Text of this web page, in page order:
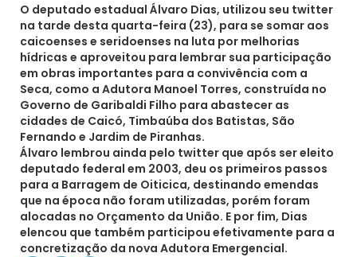
O deputado estadual Álvaro Dias, utilizou seu twitter
na tarde desta quarta-feira (23), para se somar aos
caicoenses e seridoenses na luta por melhorias
hídricas e aproveitou para lembrar sua participação
em obras importantes para a convivência com a
Seca, como a Adutora Manoel Torres, construída no
Governo de Garibaldi Filho para abastecer as
cidades de Caicó, Timbaúba dos Batistas, São
Fernando e Jardim de Piranhas.
Álvaro lembrou ainda pelo twitter que após ser eleito
deputado federal em 2003, deu os primeiros passos
para a Barragem de Oiticica, destinando emendas
que na época não foram utilizadas, porém foram
alocadas no Orçamento da União. E por fim, Dias
elencou que também participou efetivamente para a
concretização da nova Adutora Emergencial.